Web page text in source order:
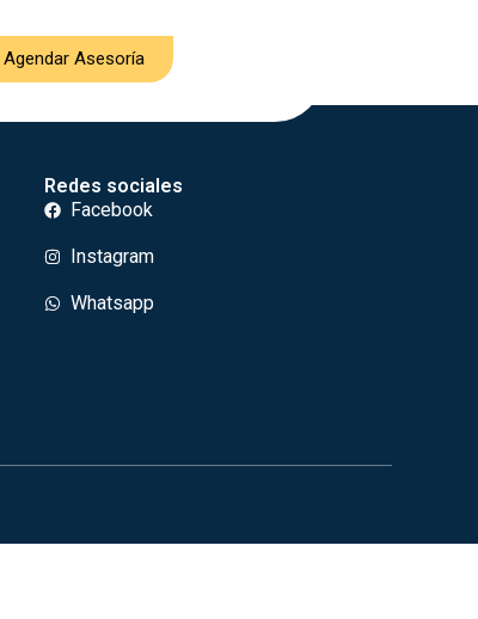
Agendar Asesoría
Redes sociales
Facebook
Instagram
Whatsapp